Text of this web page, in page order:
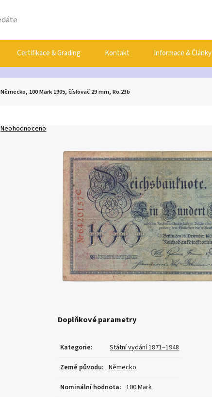
Certifikace & Grading Kontakt Informace & Články
Německo, 100 Mark 1905, číslovač 29 mm, Ro.23b
Neohodnoceno
Doplňkové parametry
Kategorie: Státní vydání 1871–1948
Země původu: Německo
Nominální hodnota: 100 Mark